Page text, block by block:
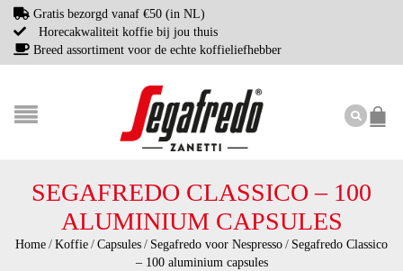
Gratis bezorgd vanaf €50 (in NL)
Horecakwaliteit koffie bij jou thuis
Breed assortiment voor de echte koffieliefhebber
SEGAFREDO CLASSICO – 100
ALUMINIUM CAPSULES
Home / Koffie / Capsules / Segafredo voor Nespresso / Segafredo Classico
– 100 aluminium capsules